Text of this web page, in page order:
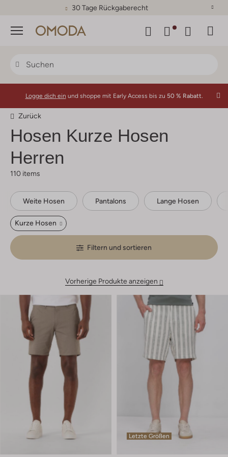
30 Tage Rückgaberecht
Menü
Logge dich ein und shoppe mit Early Access bis zu 50 % Rabatt.
Zurück
Hosen Kurze Hosen
Herren
110 items
Weite Hosen Pantalons Lange Hosen
Kurze Hosen
Filtern und sortieren
Vorherige Produkte anzeigen
Letzte Größen